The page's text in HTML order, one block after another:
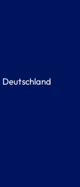
Deutschland